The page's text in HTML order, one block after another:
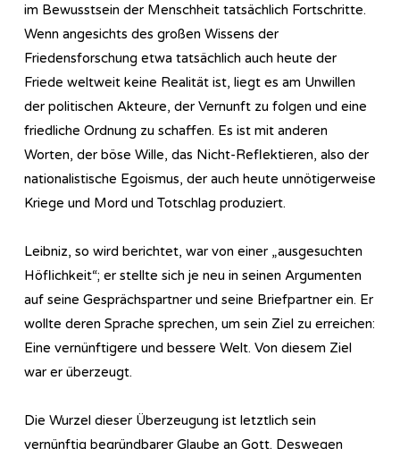
im Bewusstsein der Menschheit tatsächlich Fortschritte.
Wenn angesichts des großen Wissens der
Friedensforschung etwa tatsächlich auch heute der
Friede weltweit keine Realität ist, liegt es am Unwillen
der politischen Akteure, der Vernunft zu folgen und eine
friedliche Ordnung zu schaffen. Es ist mit anderen
Worten, der böse Wille, das Nicht-Reflektieren, also der
nationalistische Egoismus, der auch heute unnötigerweise
Kriege und Mord und Totschlag produziert.
Leibniz, so wird berichtet, war von einer „ausgesuchten
Höflichkeit“; er stellte sich je neu in seinen Argumenten
auf seine Gesprächspartner und seine Briefpartner ein. Er
wollte deren Sprache sprechen, um sein Ziel zu erreichen:
Eine vernünftigere und bessere Welt. Von diesem Ziel
war er überzeugt.
Die Wurzel dieser Überzeugung ist letztlich sein
vernünftig begründbarer Glaube an Gott. Deswegen